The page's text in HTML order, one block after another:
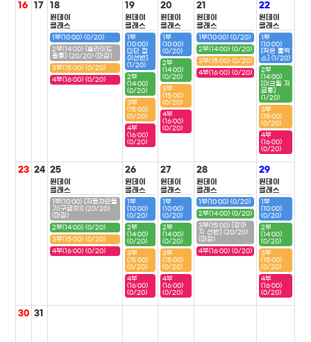
16 17 18
원데이
클래스
1부(10:00) (0/20)
2부(14:00) [슬라이드
필통] (20/20) (마감)
3부(15:00) (0/20)
4부(16:00) (0/20)
19
원데이
클래스
1부
(10:00)
[2단 접
이선반]
(1/20)
2부
(14:00)
(0/20)
3부
(15:00)
(0/20)
4부
(16:00)
(0/20)
20
원데이
클래스
1부
(10:00)
(0/20)
2부
(14:00)
(0/20)
3부
(15:00)
(0/20)
4부
(16:00)
(0/20)
21
원데이
클래스
1부(10:00) (0/20)
2부(14:00) (0/20)
3부(15:00) (0/20)
4부(16:00) (0/20)
22
원데이
클래스
1부
(10:00)
[작은 툴박
스] (1/20)
2부
(14:00)
[아크릴 저
금통]
(1/20)
3부
(15:00)
(0/20)
4부
(16:00)
(0/20)
23 24 25
원데이
클래스
1부(10:00) [자동차만들
기(구급차)] (20/20)
(마감)
2부(14:00) (0/20)
3부(15:00) (0/20)
4부(16:00) (0/20)
26
원데이
클래스
1부
(10:00)
(0/20)
2부
(14:00)
(0/20)
3부
(15:00)
(0/20)
4부
(16:00)
(0/20)
27
원데이
클래스
1부
(10:00)
(0/20)
2부
(14:00)
(0/20)
3부
(15:00)
(0/20)
4부
(16:00)
(0/20)
28
원데이
클래스
1부(10:00) (0/20)
2부(14:00) (0/20)
3부(15:00) [강아
지 선반] (20/20)
(마감)
4부(16:00) (0/20)
29
원데이
클래스
1부
(10:00)
(0/20)
2부
(14:00)
(0/20)
3부
(15:00)
(0/20)
4부
(16:00)
(0/20)
30 31